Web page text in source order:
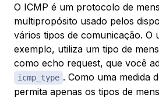
O ICMP é um protocolo de
multipropósito usado pelos
vários tipos de comunicação. O
exemplo, utiliza um tipo de
como echo request, que você
icmp_type . Como uma medida
permita apenas os tipos de